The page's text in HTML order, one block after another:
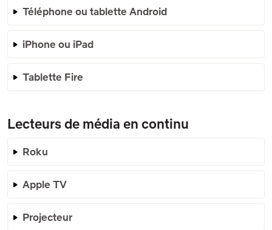
Téléphone ou tablette Android
iPhone ou iPad
Tablette Fire
Lecteurs de média en continu
Roku
Apple TV
Projecteur